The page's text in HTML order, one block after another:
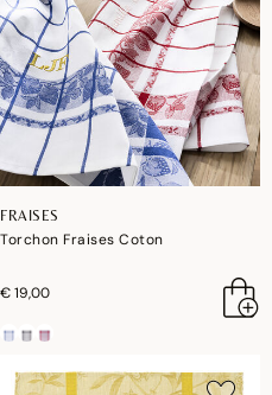
FRAISES
Torchon Fraises Coton
€ 19,00